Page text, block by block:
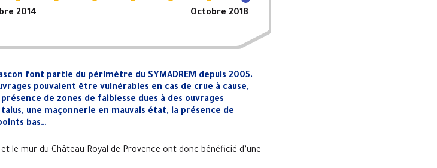
2014 Octobre 2018
font partie du périmètre du SYMADREM depuis 2005.
pouvaient être vulnérables en cas de crue à cause,
de zones de faiblesse dues à des ouvrages
une maçonnerie en mauvais état, la présence de
bas…
le mur du Château Royal de Provence ont donc bénéficié d’une